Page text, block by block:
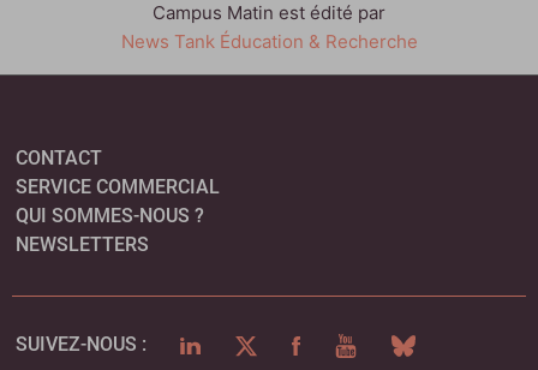
Campus Matin est édité par
News Tank Éducation & Recherche
CONTACT
SERVICE COMMERCIAL
QUI SOMMES-NOUS ?
NEWSLETTERS
SUIVEZ-NOUS : LINKEDINTWITTERFACEBOOKYOUTUBEBLUESKY